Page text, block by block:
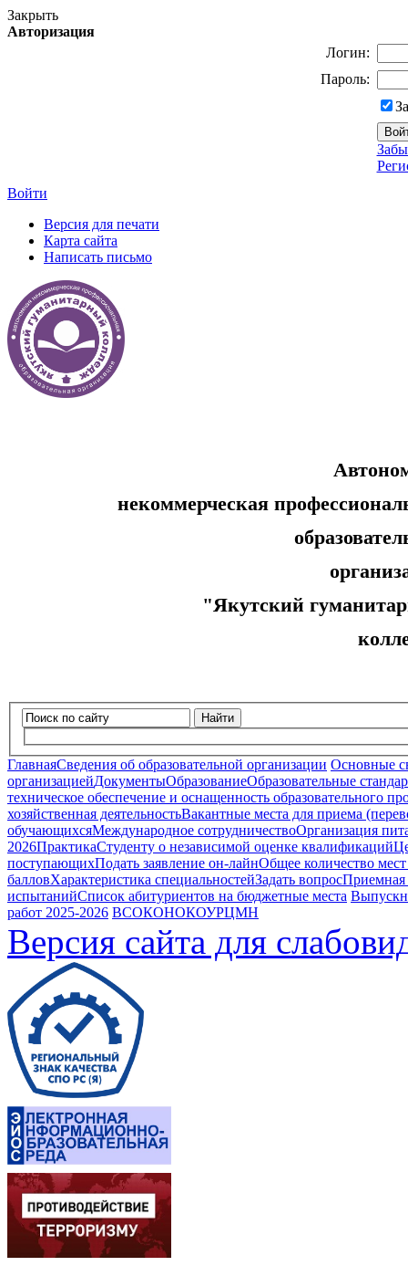
Закрыть
Авторизация
Логин:
Пароль:
Войти
Версия для печати
Карта сайта
Написать письмо
некоммерческая
"Якутский
Найти
ГлавнаяСведения об образовательной организации Основные
организациейДокументыОбразованиеОбразовательные
техническое обеспечение и оснащенность образовательного
хозяйственная деятельностьВакантные места для приема
обучающихсяМеждународное сотрудничествоОрганизация
2026ПрактикаСтуденту о независимой оценке квалификаций
поступающихПодать заявление он-лайнОбщее количество
балловХарактеристика специальностейЗадать вопросПриемная
испытанийСписок абитуриентов на бюджетные места
работ 2025-2026 ВСОКОНОКОУРЦМН
Версия сайта для